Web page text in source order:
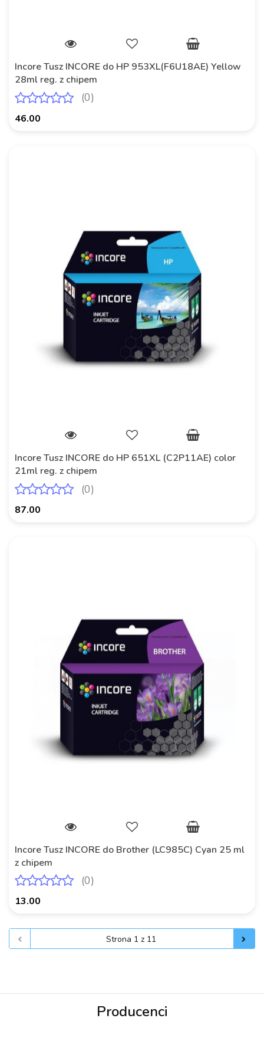
Incore Tusz INCORE do HP 953XL(F6U18AE) Yellow
28ml reg. z chipem
(0)
46.00
Incore Tusz INCORE do HP 651XL (C2P11AE) color
21ml reg. z chipem
(0)
87.00
Incore Tusz INCORE do Brother (LC985C) Cyan 25 ml
z chipem
(0)
13.00
Producenci